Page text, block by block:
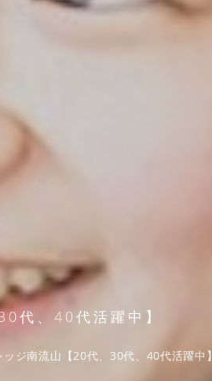
代、40代活躍中】
ジ南流山【20代、30代、40代活躍中】